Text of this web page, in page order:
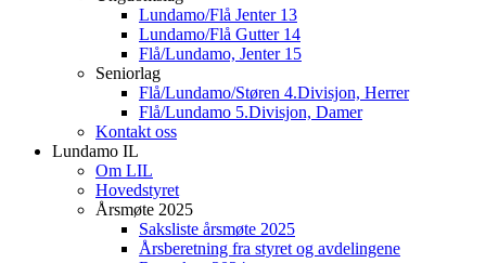
Lundamo/Flå Jenter 13
Lundamo/Flå Gutter 14
Flå/Lundamo, Jenter 15
Seniorlag
Flå/Lundamo/Støren 4.Divisjon, Herrer
Flå/Lundamo 5.Divisjon, Damer
Kontakt oss
Lundamo IL
Om LIL
Hovedstyret
Årsmøte 2025
Saksliste årsmøte 2025
Årsberetning fra styret og avdelingene